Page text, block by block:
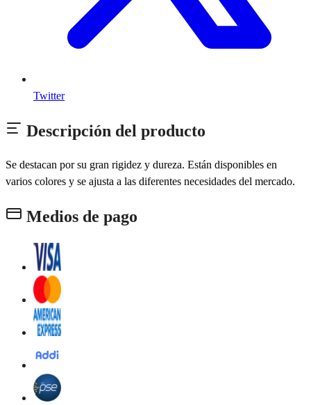
Twitter
Descripción del producto
Se destacan por su gran rigidez y dureza. Están disponibles en
varios colores y se ajusta a las diferentes necesidades del mercado.
Medios de pago